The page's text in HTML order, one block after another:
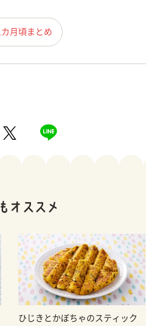
月頃まとめ
ひじきとかぼちゃのスティック